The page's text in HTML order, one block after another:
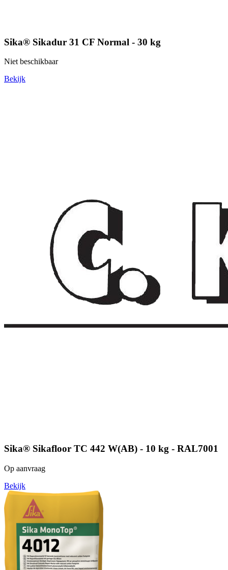
Sika® Sikadur 31 CF Normal - 30 kg
Niet beschikbaar
Bekijk
Sika® Sikafloor TC 442 W(AB) - 10 kg - RAL7001
Op aanvraag
Bekijk